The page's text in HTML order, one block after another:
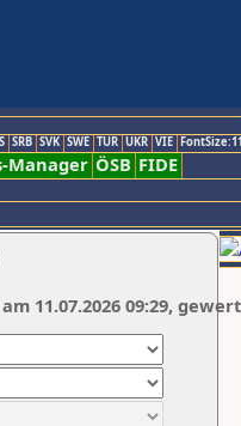
SRB SVK SWE TUR UKR VIE
Manager ÖSB FIDE
11.07.2026 09:29,